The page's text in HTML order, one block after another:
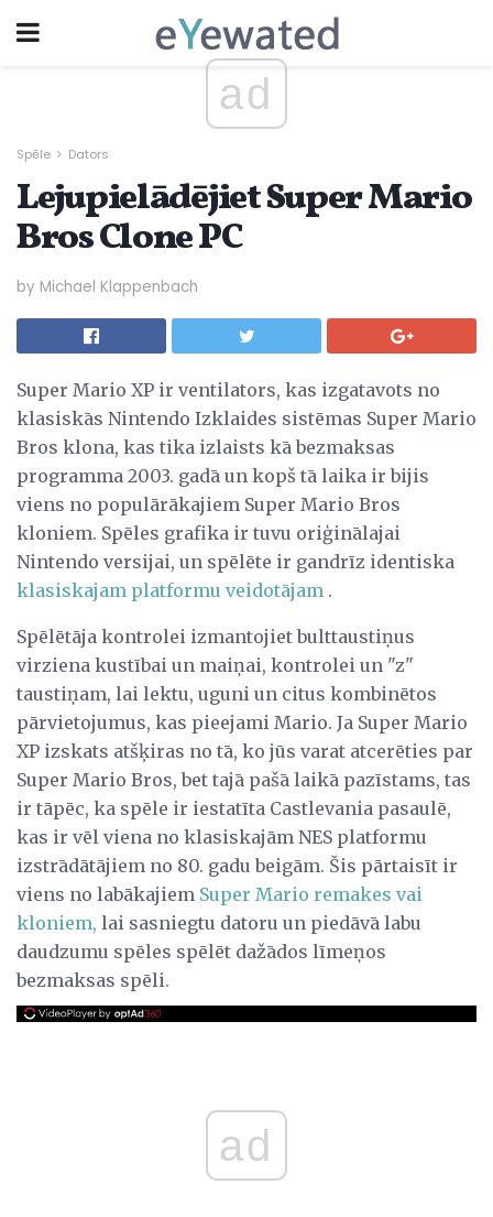
ad
Spēle Dators
Lejupielādējiet Super Mario
Bros Clone PC
by Michael Klappenbach
Super Mario XP ir ventilators, kas izgatavots no
klasiskās Nintendo Izklaides sistēmas Super Mario
Bros klona, ​​kas tika izlaists kā bezmaksas
programma 2003. gadā un kopš tā laika ir bijis
viens no populārākajiem Super Mario Bros
kloniem. Spēles grafika ir tuvu oriģinālajai
Nintendo versijai, un spēlēte ir gandrīz identiska
klasiskajam platformu veidotājam .
Spēlētāja kontrolei izmantojiet bulttaustiņus
virziena kustībai un maiņai, kontrolei un "z"
taustiņam, lai lektu, uguni un citus kombinētos
pārvietojumus, kas pieejami Mario. Ja Super Mario
XP izskats atšķiras no tā, ko jūs varat atcerēties par
Super Mario Bros, bet tajā pašā laikā pazīstams, tas
ir tāpēc, ka spēle ir iestatīta Castlevania pasaulē,
kas ir vēl viena no klasiskajām NES platformu
izstrādātājiem no 80. gadu beigām. Šis pārtaisīt ir
viens no labākajiem Super Mario remakes vai
kloniem, lai sasniegtu datoru un piedāvā labu
daudzumu spēles spēlēt dažādos līmeņos
bezmaksas spēli.
ad